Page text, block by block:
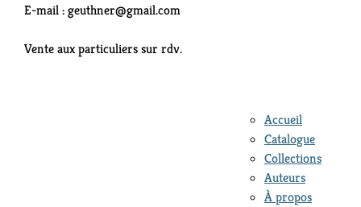
E-mail : geuthner@gmail.com
Vente aux particuliers sur rdv.
Accueil
Catalogue
Collections
Auteurs
À propos